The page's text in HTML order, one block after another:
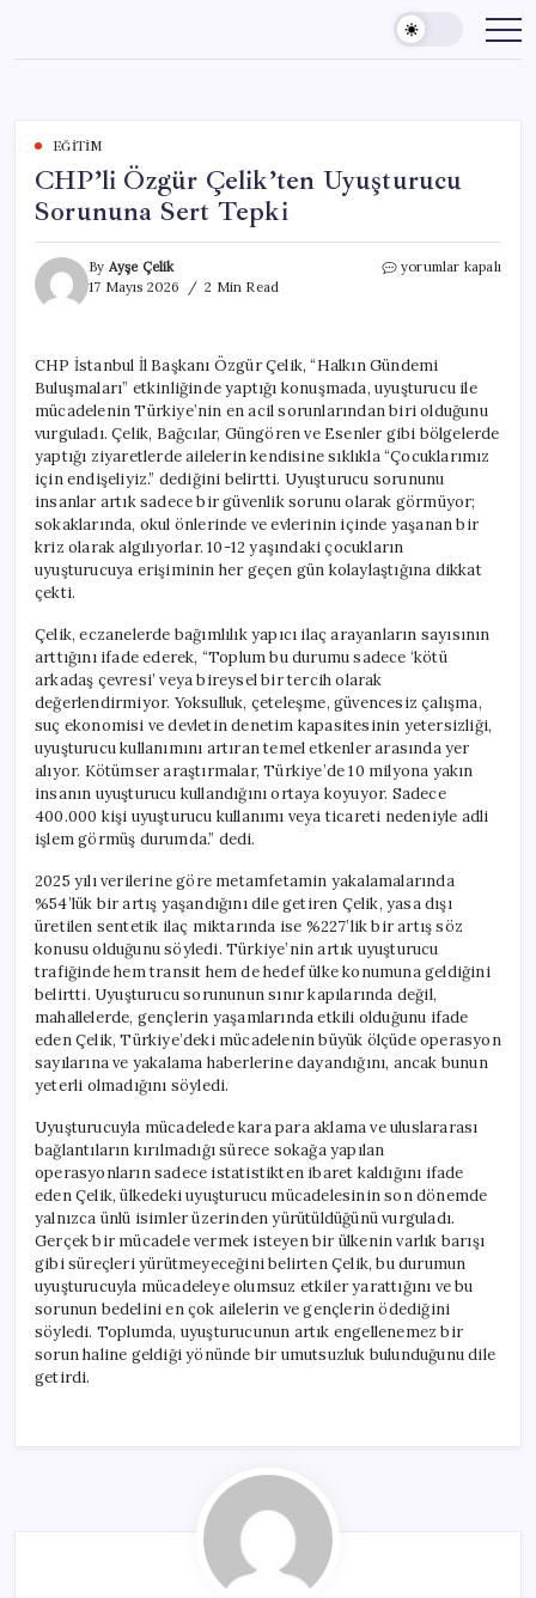
content
EĞITIM
CHP’li Özgür Çelik’ten Uyuşturucu
Sorununa Sert Tepki
By Ayşe Çelik
17 Mayıs 2026
2 Min Read
CHP’li
Sert
Tepki
için
yorumlar kapalı
CHP İstanbul İl Başkanı Özgür Çelik, “Halkın Gündemi
Buluşmaları” etkinliğinde yaptığı konuşmada, uyuşturucu ile
mücadelenin Türkiye’nin en acil sorunlarından biri olduğunu
vurguladı. Çelik, Bağcılar, Güngören ve Esenler gibi bölgelerde
yaptığı ziyaretlerde ailelerin kendisine sıklıkla “Çocuklarımız
için endişeliyiz.” dediğini belirtti. Uyuşturucu sorununu
insanlar artık sadece bir güvenlik sorunu olarak görmüyor;
sokaklarında, okul önlerinde ve evlerinin içinde yaşanan bir
kriz olarak algılıyorlar. 10-12 yaşındaki çocukların
uyuşturucuya erişiminin her geçen gün kolaylaştığına dikkat
çekti.
Çelik, eczanelerde bağımlılık yapıcı ilaç arayanların sayısının
arttığını ifade ederek, “Toplum bu durumu sadece ‘kötü
arkadaş çevresi’ veya bireysel bir tercih olarak
değerlendirmiyor. Yoksulluk, çeteleşme, güvencesiz çalışma,
suç ekonomisi ve devletin denetim kapasitesinin yetersizliği,
uyuşturucu kullanımını artıran temel etkenler arasında yer
alıyor. Kötümser araştırmalar, Türkiye’de 10 milyona yakın
insanın uyuşturucu kullandığını ortaya koyuyor. Sadece
400.000 kişi uyuşturucu kullanımı veya ticareti nedeniyle adli
işlem görmüş durumda.” dedi.
2025 yılı verilerine göre metamfetamin yakalamalarında
%54’lük bir artış yaşandığını dile getiren Çelik, yasa dışı
üretilen sentetik ilaç miktarında ise %227’lik bir artış söz
konusu olduğunu söyledi. Türkiye’nin artık uyuşturucu
trafiğinde hem transit hem de hedef ülke konumuna geldiğini
belirtti. Uyuşturucu sorununun sınır kapılarında değil,
mahallelerde, gençlerin yaşamlarında etkili olduğunu ifade
eden Çelik, Türkiye’deki mücadelenin büyük ölçüde operasyon
sayılarına ve yakalama haberlerine dayandığını, ancak bunun
yeterli olmadığını söyledi.
Uyuşturucuyla mücadelede kara para aklama ve uluslararası
bağlantıların kırılmadığı sürece sokağa yapılan
operasyonların sadece istatistikten ibaret kaldığını ifade
eden Çelik, ülkedeki uyuşturucu mücadelesinin son dönemde
yalnızca ünlü isimler üzerinden yürütüldüğünü vurguladı.
Gerçek bir mücadele vermek isteyen bir ülkenin varlık barışı
gibi süreçleri yürütmeyeceğini belirten Çelik, bu durumun
uyuşturucuyla mücadeleye olumsuz etkiler yarattığını ve bu
sorunun bedelini en çok ailelerin ve gençlerin ödediğini
söyledi. Toplumda, uyuşturucunun artık engellenemez bir
sorun haline geldiği yönünde bir umutsuzluk bulunduğunu dile
getirdi.